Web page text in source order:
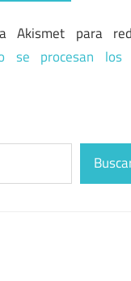
Akismet para
se procesan